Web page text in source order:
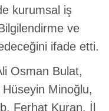
kurumsal iş
ve
ifade etti.
Osman Bulat,
Hüseyin Minoğlu,
Ferhat Kuran, İl